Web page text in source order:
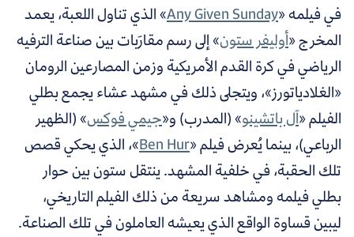
في فيلمه «Any Given Sunday» الذي تناول اللعبة، يعمد
المخرج «أوليفر ستون» إلى رسم مقارَبات بين صناعة الترفيه
الرياضي في كرة القدم الأمريكية وزمن المصارعين الرومان
«الغلادياتورز»، ويتجلى ذلك في مشهد عشاء يجمع بطلي
الفيلم «آل باتشينو» (المدرب) و«جيمي فوكس» (الظهير
الرباعي)، بينما يُعرض فيلم «Ben Hur»، الذي يحكي قصص
تلك الحقبة، في خلفية المشهد. ينتقل ستون بين حوار
بطلي فيلمه ومشاهد سريعة من ذلك الفيلم التاريخي،
ليبين قساوة الواقع الذي يعيشه العاملون في تلك الصناعة.